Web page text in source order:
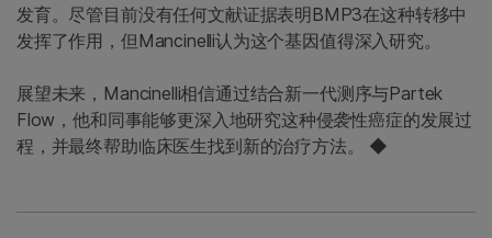
发育。尽管目前没有任何文献证据表明BMP3在这种转移中
发挥了作用，但Mancinelli认为这个基因值得深入研究。
展望未来，Mancinelli相信通过结合新一代测序与Partek
Flow，他和同事能够更深入地研究这种侵袭性癌症的发展过
程，并最终帮助临床医生找到新的治疗方法。 ◆